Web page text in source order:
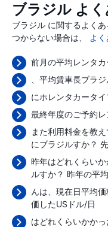
ブラジル よ
ブラジル に関するよく
つからない場合は、
よ
前月の平均レンタ
、平均賃車長ブラ
にホレンタカータ
最終年度のご予約
また利用料金を教
にブラジルすか？
昨年はどれくらい
ルすか？ 昨年の平
んは、現在日平均
価したUSドル/日
はどれくらいかか